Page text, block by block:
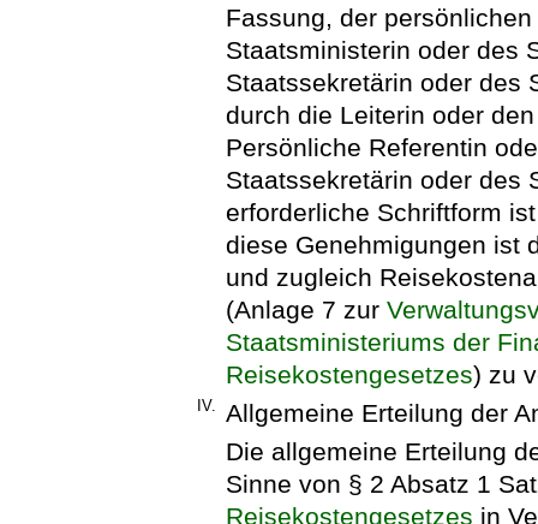
Fassung, der
Staatsministerin oder des
Staatssekretärin oder des
durch die Leiterin oder
Persönliche Referentin
Staatssekretärin oder des
erforderliche Schriftform
diese Genehmigungen ist
und zugleich
(Anlage 7 zur
Staatsministeriums der
Reisekostengesetzes) zu
IV.
Allgemeine Erteilung der
Die allgemeine Erteilung
Sinne von § 2 Absatz 1
Reisekostengesetzes in